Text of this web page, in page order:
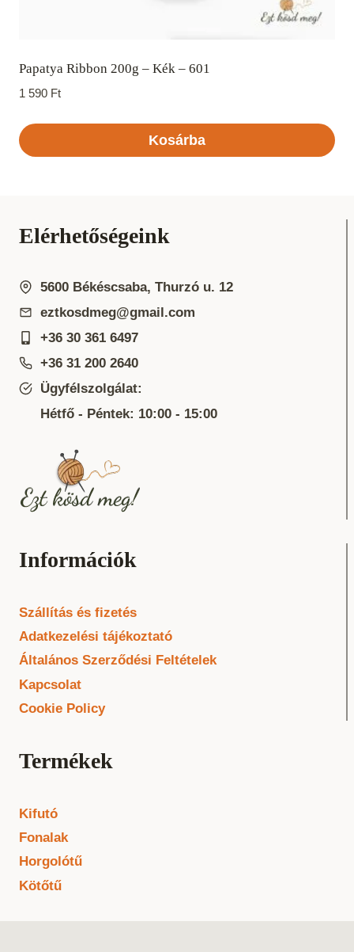
Papatya Ribbon 200g – Kék – 601
1 590 Ft
Kosárba
Elérhetőségeink
5600 Békéscsaba, Thurzó u. 12
eztkosdmeg@gmail.com
+36 30 361 6497
+36 31 200 2640
Ügyfélszolgálat:
Hétfő - Péntek: 10:00 - 15:00
Információk
Szállítás és fizetés
Adatkezelési tájékoztató
Általános Szerződési Feltételek
Kapcsolat
Cookie Policy
Termékek
Kifutó
Fonalak
Horgolótű
Kötőtű